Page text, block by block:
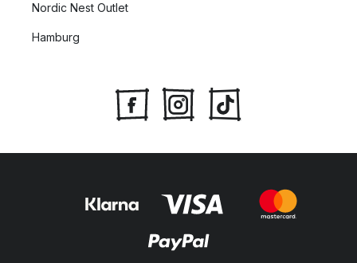
Nordic Nest Outlet
Hamburg